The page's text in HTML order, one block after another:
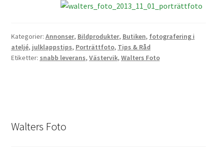
Kategorier: Annonser, Bildprodukter, Butiken, fotografering i
ateljé, julklappstips, Porträttfoto, Tips & Råd
Etiketter: snabb leverans, Västervik, Walters Foto
Walters Foto